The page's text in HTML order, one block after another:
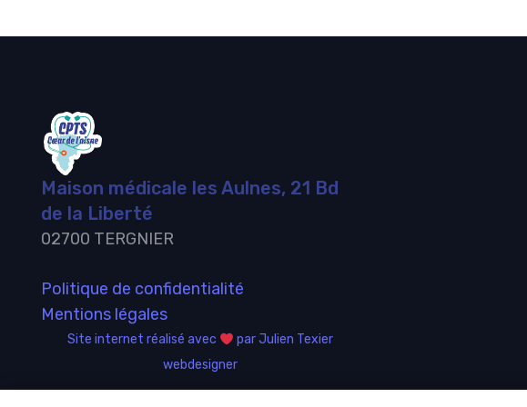
Maison médicale les Aulnes, 21 Bd
de la Liberté
02700 TERGNIER
Politique de confidentialité
Mentions légales
Site internet réalisé avec
par Julien Texier
webdesigner